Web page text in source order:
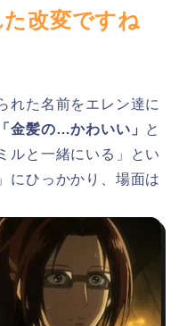
改変ですね
れた名前をエレン達に
「金髪の…かわいい」 と
ルと一緒にいる」とい
にひっかかり、場面は